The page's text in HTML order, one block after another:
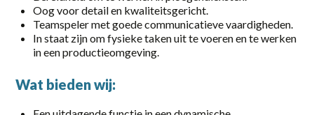
Oog voor detail en kwaliteitsgericht.
Teamspeler met goede communicatieve vaardigheden.
In staat zijn om fysieke taken uit te voeren en te werken
in een productieomgeving.
Wat bieden wij:
Amsterdam
Apeldoorn
Barneveld
Deventer